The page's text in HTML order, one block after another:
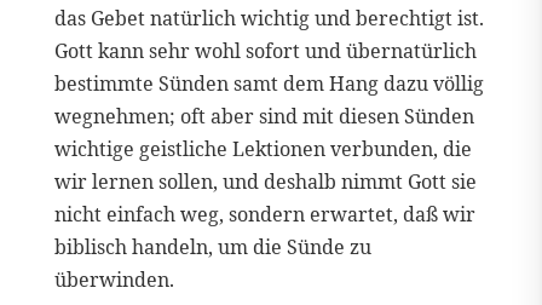
das Gebet natürlich wichtig und berechtigt ist.
Gott kann sehr wohl sofort und übernatürlich
bestimmte Sünden samt dem Hang dazu völlig
wegnehmen; oft aber sind mit diesen Sünden
wichtige geistliche Lektionen verbunden, die
wir lernen sollen, und deshalb nimmt Gott sie
nicht einfach weg, sondern erwartet, daß wir
biblisch handeln, um die Sünde zu
überwinden.